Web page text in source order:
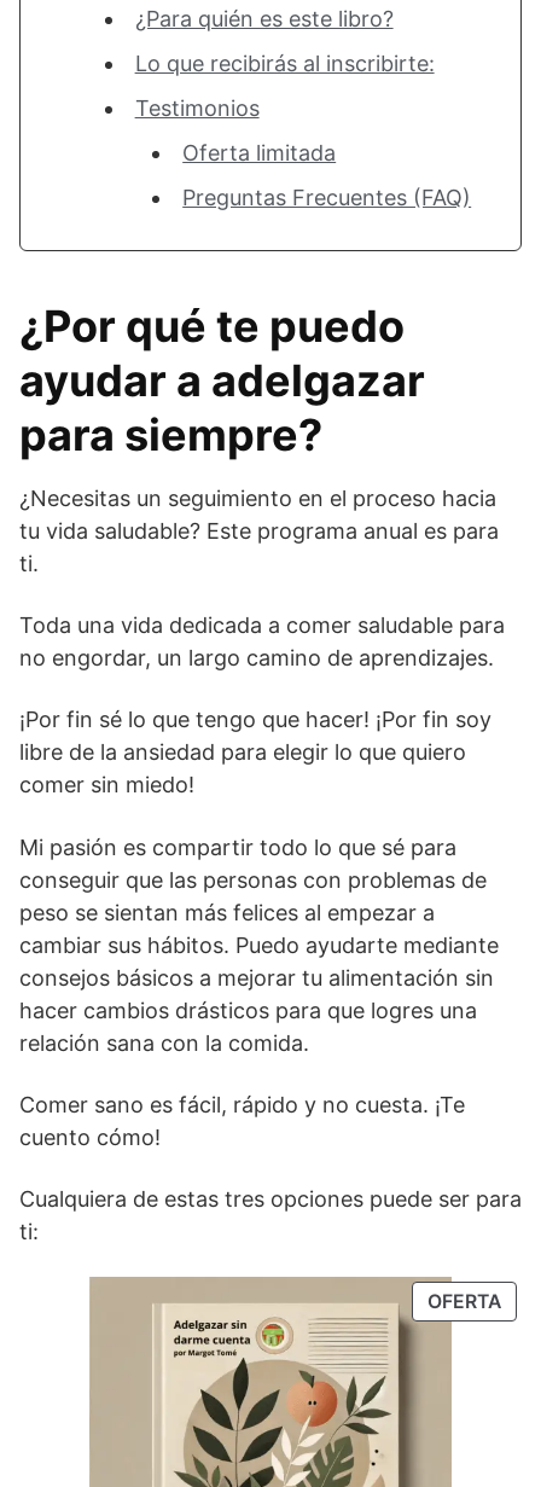
¿Para quién es este libro?
Lo que recibirás al inscribirte:
Testimonios
Oferta limitada
Preguntas Frecuentes (FAQ)
¿Por qué te puedo
ayudar a adelgazar
para siempre?
¿Necesitas un seguimiento en el proceso hacia
tu vida saludable? Este programa anual es para
ti.
Toda una vida dedicada a comer saludable para
no engordar, un largo camino de aprendizajes.
¡Por fin sé lo que tengo que hacer! ¡Por fin soy
libre de la ansiedad para elegir lo que quiero
comer sin miedo!
Mi pasión es compartir todo lo que sé para
conseguir que las personas con problemas de
peso se sientan más felices al empezar a
cambiar sus hábitos. Puedo ayudarte mediante
consejos básicos a mejorar tu alimentación sin
hacer cambios drásticos para que logres una
relación sana con la comida.
Comer sano es fácil, rápido y no cuesta. ¡Te
cuento cómo!
Cualquiera de estas tres opciones puede ser para
ti:
OFERTA
EN